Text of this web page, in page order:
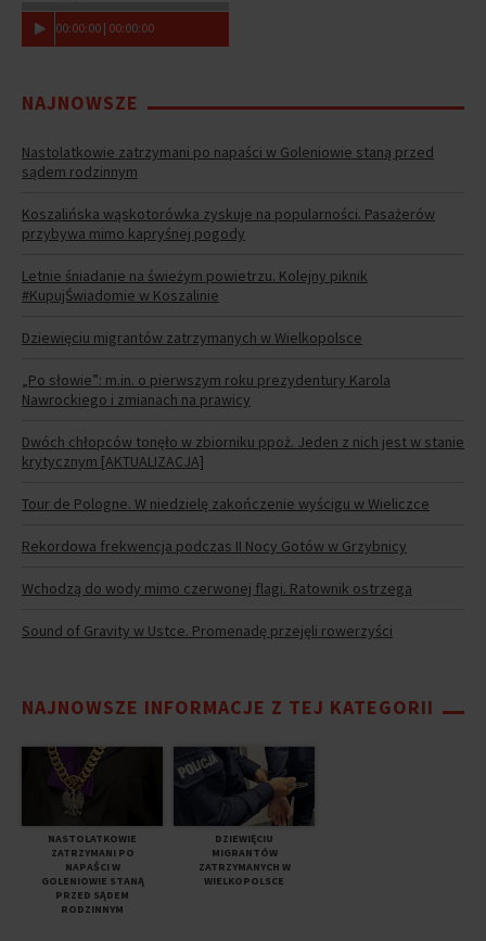
00:00:00 | 00:00:00
NAJNOWSZE
Nastolatkowie zatrzymani po napaści w Goleniowie staną przed
sądem rodzinnym
Koszalińska wąskotorówka zyskuje na popularności. Pasażerów
przybywa mimo kapryśnej pogody
Letnie śniadanie na świeżym powietrzu. Kolejny piknik
#KupujŚwiadomie w Koszalinie
Dziewięciu migrantów zatrzymanych w Wielkopolsce
„Po słowie”: m.in. o pierwszym roku prezydentury Karola
Nawrockiego i zmianach na prawicy
Dwóch chłopców tonęło w zbiorniku ppoż. Jeden z nich jest w stanie
krytycznym [AKTUALIZACJA]
Tour de Pologne. W niedzielę zakończenie wyścigu w Wieliczce
Rekordowa frekwencja podczas II Nocy Gotów w Grzybnicy
Wchodzą do wody mimo czerwonej flagi. Ratownik ostrzega
Sound of Gravity w Ustce. Promenadę przejęli rowerzyści
NAJNOWSZE INFORMACJE Z TEJ KATEGORII
NASTOLATKOWIE
ZATRZYMANI PO
NAPAŚCI W
GOLENIOWIE STANĄ
PRZED SĄDEM
RODZINNYM
DZIEWIĘCIU
MIGRANTÓW
ZATRZYMANYCH W
WIELKOPOLSCE